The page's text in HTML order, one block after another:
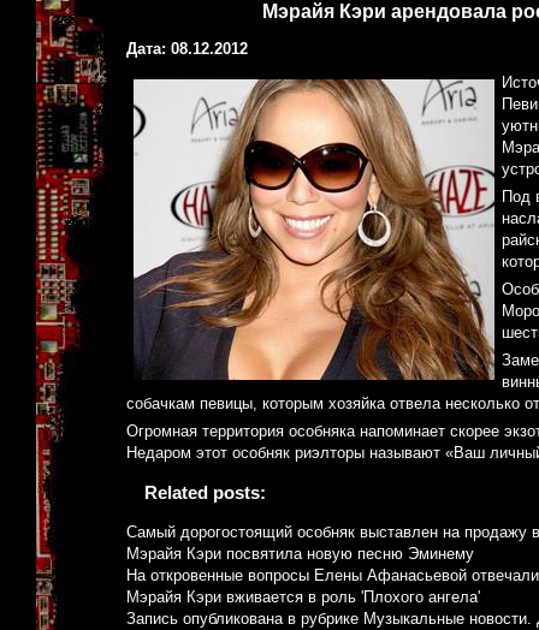
Мэрайя Кэри арендовала
Дата: 08.12.2012
Под
собачкам певицы, которым хозяйка отвела несколько
Огромная территория особняка напоминает скорее
Недаром этот особняк риэлторы называют «Ваш
Related posts:
Cамый дорогостоящий особняк выставлен на продажу
Мэрайя Кэри посвятила новую песню Эминему
На откровенные вопросы Елены Афанасьевой
Мэрайя Кэри вживается в роль 'Плохого ангела'
Запись опубликована в рубрике Музыкальные новости.